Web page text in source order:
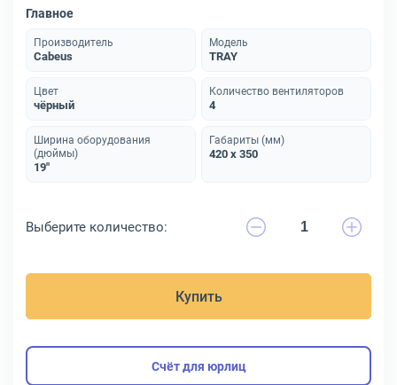
Главное
Производитель
Cabeus
Модель
TRAY
Цвет
чёрный
Количество вентиляторов
4
Ширина оборудования
(дюймы)
19"
Габариты (мм)
420 х 350
Выберите количество:
Купить
Счёт для юрлиц